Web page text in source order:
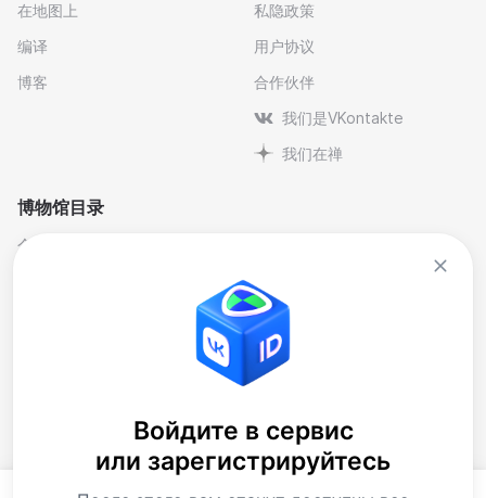
在地图上
编译
博客
私隐政策
用户协议
合作伙伴
我们是VKontakte
我们在禅
博物馆目录
个人与纪念博物馆
当代艺术博物馆
艺术
行业
博物馆藏品
Войдите в сервис
или зарегистрируйтесь